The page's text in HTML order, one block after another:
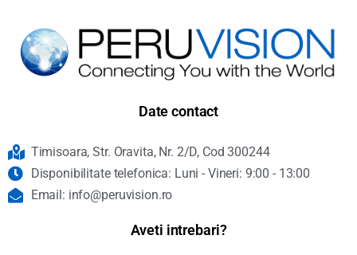
Date contact
Timisoara, Str. Oravita, Nr. 2/D, Cod 300244
Disponibilitate telefonica: Luni - Vineri: 9:00 - 13:00
Email: info@peruvision.ro
Aveti intrebari?